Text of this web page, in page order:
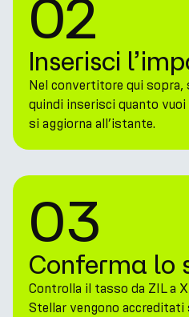
02
Inserisci
Nel convertitore qui sopra,
quindi inserisci quanto
si aggiorna all’istante.
03
Conferma lo
Controlla il tasso da ZIL a
Stellar vengono